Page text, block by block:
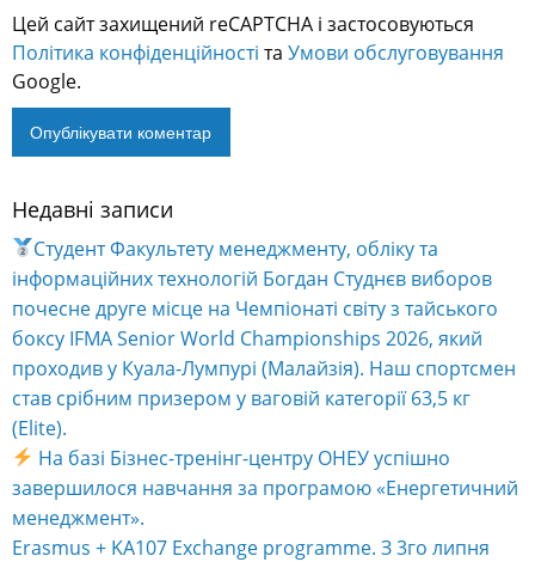
Цей сайт захищений reCAPTCHA і застосовуються
Політика конфіденційності та Умови обслуговування
Google.
Alternative:
Недавні записи
Студент Факультету менеджменту, обліку та
інформаційних технологій Богдан Студнєв виборов
почесне друге місце на Чемпіонаті світу з тайського
боксу IFMA Senior World Championships 2026, який
проходив у Куала-Лумпурі (Малайзія). Наш спортсмен
став срібним призером у ваговій категорії 63,5 кг
(Elite).
На базі Бізнес-тренінг-центру ОНЕУ успішно
завершилося навчання за програмою «Енергетичний
менеджмент».
Erasmus + KA107 Exchange programme. З 3го липня